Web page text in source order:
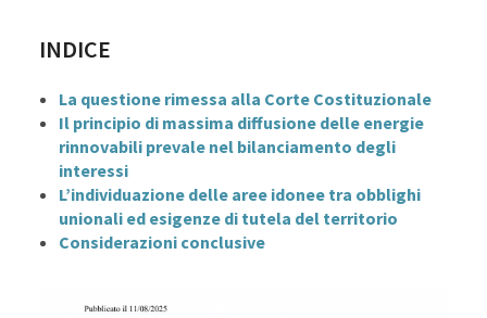
INDICE
La questione rimessa alla Corte Costituzionale
Il principio di massima diffusione delle energie
rinnovabili prevale nel bilanciamento degli
interessi
L’individuazione delle aree idonee tra obblighi
unionali ed esigenze di tutela del territorio
Considerazioni conclusive